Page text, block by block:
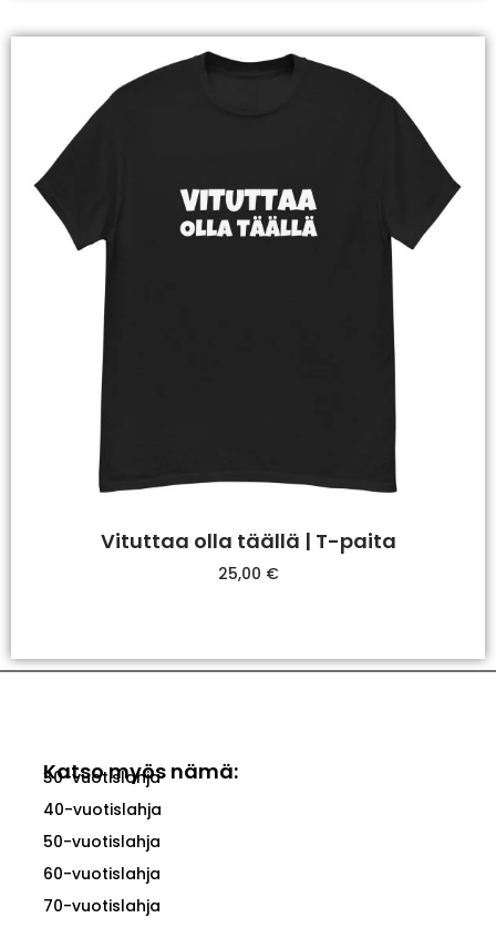
Vituttaa olla täällä | T-paita
25,00 €
Katso myös nämä:
30-vuotislahja
40-vuotislahja
50-vuotislahja
60-vuotislahja
70-vuotislahja